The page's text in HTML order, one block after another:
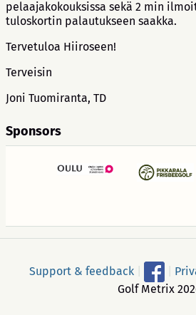
pelaajakokouksissa sekä 2 min
tuloskortin palautukseen saakka.
Tervetuloa Hiiroseen!
Terveisin
Joni Tuomiranta, TD
Sponsors
Support & feedback
Golf Metrix